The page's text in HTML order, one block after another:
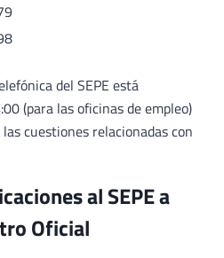
del SEPE está
(para las oficinas de empleo)
cuestiones relacionadas con
al SEPE a
Oficial